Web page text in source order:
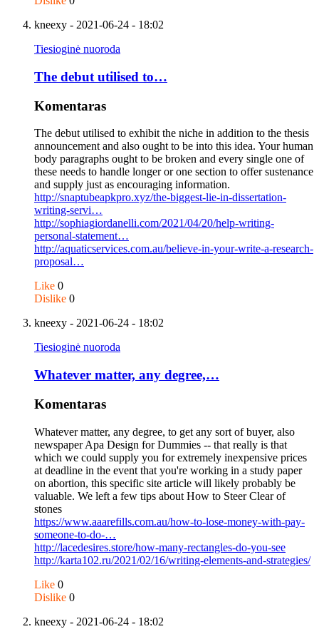
kneexy - 2021-06-24 - 18:02
Tiesioginė nuoroda
The debut utilised to…
Komentaras
The debut utilised to exhibit the niche in addition to the thesis
announcement and also ought to be into this idea. Your human
body paragraphs ought to be broken and every single one of
these needs to handle longer or one section to offer sustenance
and supply just as encouraging information.
http://snaptubeapkpro.xyz/the-biggest-lie-in-dissertation-
writing-servi…
http://sophiagiordanelli.com/2021/04/20/help-writing-
personal-statement…
http://aquaticservices.com.au/believe-in-your-write-a-research-
proposal…
Like 0
Dislike 0
kneexy - 2021-06-24 - 18:02
Tiesioginė nuoroda
Whatever matter, any degree,…
Komentaras
Whatever matter, any degree, to get any sort of buyer, also
newspaper Apa Design for Dummies -- that really is that
which we could supply you for extremely inexpensive prices
at deadline in the event that you're working in a study paper
on abortion, this specific site article will likely probably be
valuable. We left a few tips about How to Steer Clear of
stones
https://www.aaarefills.com.au/how-to-lose-money-with-pay-
someone-to-do-…
http://lacedesires.store/how-many-rectangles-do-you-see
http://karta102.ru/2021/02/16/writing-elements-and-strategies/
Like 0
Dislike 0
kneexy - 2021-06-24 - 18:02